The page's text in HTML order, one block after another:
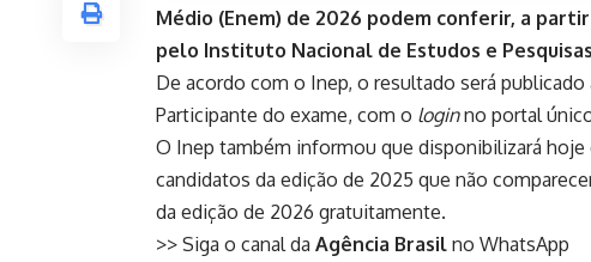
Médio (Enem) de 2026 podem conferir, a
pelo Instituto Nacional de Estudos e
De acordo com o Inep, o resultado será
Participante do exame, com o loginno portal
O Inep também informou que disponibilizará
candidatos da edição de 2025 que não
da edição de 2026 gratuitamente.
>> Siga o canal da Agência Brasil no WhatsApp